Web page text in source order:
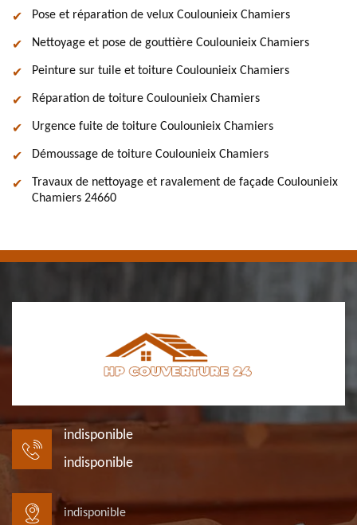
Pose et réparation de velux Coulounieix Chamiers
Nettoyage et pose de gouttière Coulounieix Chamiers
Peinture sur tuile et toiture Coulounieix Chamiers
Réparation de toiture Coulounieix Chamiers
Urgence fuite de toiture Coulounieix Chamiers
Démoussage de toiture Coulounieix Chamiers
Travaux de nettoyage et ravalement de façade Coulounieix
Chamiers 24660
indisponible
indisponible
indisponible